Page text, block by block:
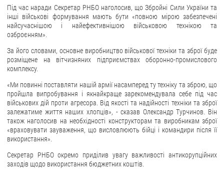
Фотогалерея
Відеогалерея
ДОСТУП ДО ПУБЛІЧНОЇ ІНФОРМАЦІЇ
Організація доступу до публічної інформації
Запит на отримання публічної інформації
Питання запобігання корупції
Під час наради Секретар РНБО наголосив, що Збройні Сили України та
інші військові формування мають бути «повною мірою забезпечені
найсучаснішою і найефективнішою військовою технікою та
озброєнням».
За його словами, основне виробництво військової техніки та зброї буде
розміщене на вітчизняних підприємствах оборонно-промислового
комплексу.
«Ми повинні поставляти нашій армії насамперед ту техніку та зброю, що
пройшла випробування і якнайкраще зарекомендувала себе під час
військових дій проти агресора. Від якості та надійності техніки та зброї
залежатиме життя наших хлопців», - сказав Олександр Турчинов. Він
також наголосив на необхідності конструкторам та виробникам зброї
«враховувати зауваження, що висловлюють бійці і командири після її
використання».
Секретар РНБО окремо приділив увагу важливості антикорупційних
заходів щодо використання бюджетних коштів.